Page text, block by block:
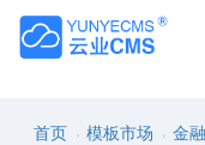
首页 模板市场 金